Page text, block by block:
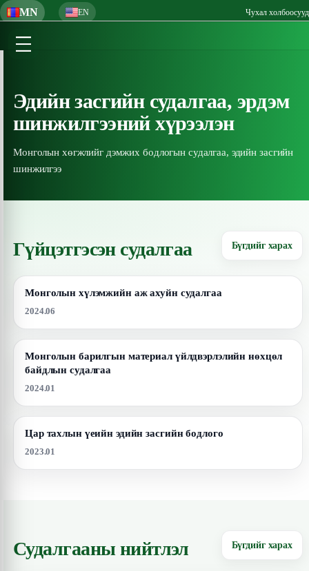
MN EN Чухал холбоосууд
Эдийн засгийн судалгаа, эрдэм
шинжилгээний хүрээлэн
Монголын хөгжлийг дэмжих бодлогын судалгаа, эдийн засгийн
шинжилгээ
Гүйцэтгэсэн судалгаа Бүгдийг харах
Монголын хүлэмжийн аж ахуйн судалгаа
2024.06
Монголын барилгын материал үйлдвэрлэлийн нөхцөл
байдлын судалгаа
2024.01
Цар тахлын үеийн эдийн засгийн бодлого
2023.01
Судалгааны нийтлэл Бүгдийг харах